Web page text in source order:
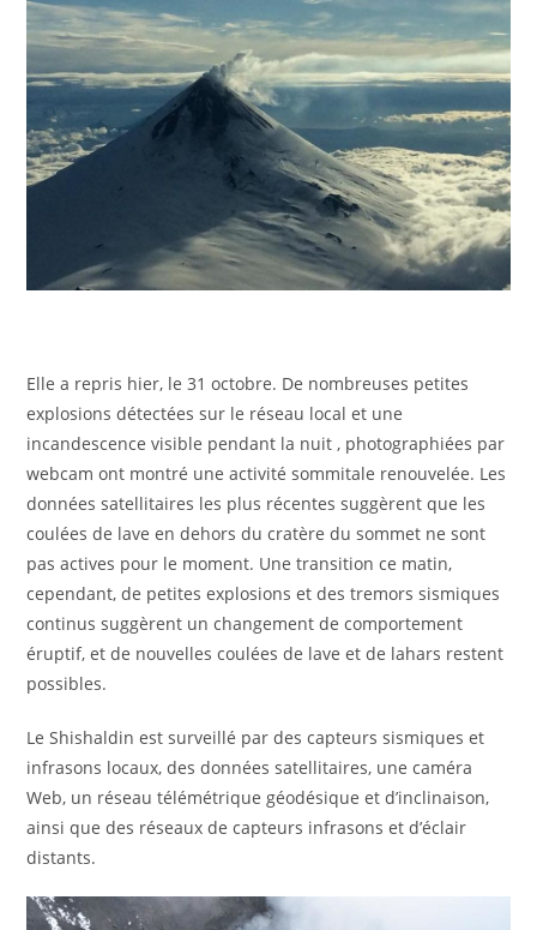
Elle a repris hier, le 31 octobre. De nombreuses petites
explosions détectées sur le réseau local et une
incandescence visible pendant la nuit , photographiées par
webcam ont montré une activité sommitale renouvelée. Les
données satellitaires les plus récentes suggèrent que les
coulées de lave en dehors du cratère du sommet ne sont
pas actives pour le moment. Une transition ce matin,
cependant, de petites explosions et des tremors sismiques
continus suggèrent un changement de comportement
éruptif, et de nouvelles coulées de lave et de lahars restent
possibles.
Le Shishaldin est surveillé par des capteurs sismiques et
infrasons locaux, des données satellitaires, une caméra
Web, un réseau télémétrique géodésique et d’inclinaison,
ainsi que des réseaux de capteurs infrasons et d’éclair
distants.